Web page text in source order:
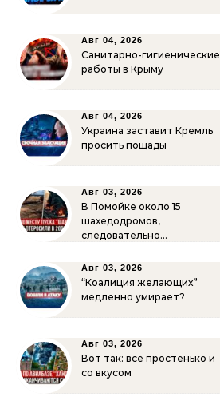
Авг 04, 2026
Санитарно-гигиенические
работы в Крыму
Авг 04, 2026
Украина заставит Кремль
просить пощады
Авг 03, 2026
В Помойке около 15
шахедодромов,
следовательно…
Авг 03, 2026
“Коалиция желающих”
медленно умирает?
Авг 03, 2026
Вот так: всё простенько и
со вкусом